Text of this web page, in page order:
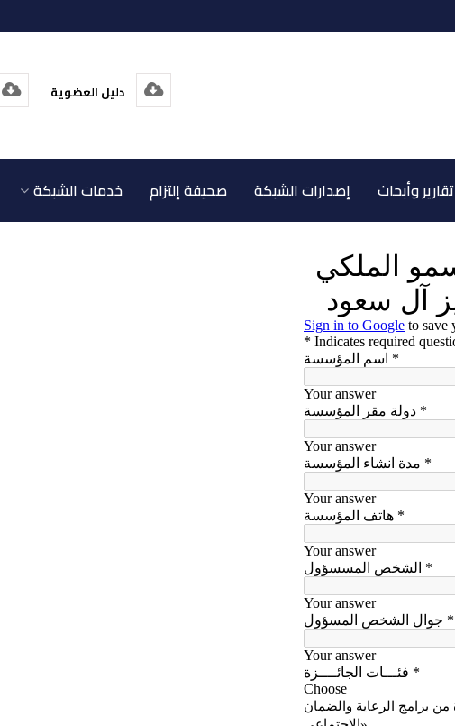
دليل العضوية
تقارير وأبحاث إصدارات الشبكة صحيفة إلتزام خدمات الشبكة